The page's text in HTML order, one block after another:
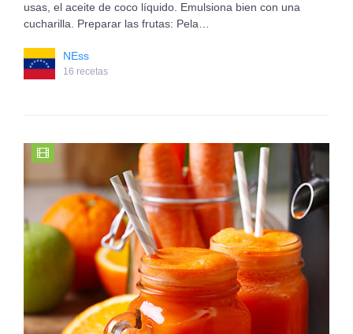
usas, el aceite de coco líquido. Emulsiona bien con una
cucharilla. Preparar las frutas: Pela…
NEss
16 recetas